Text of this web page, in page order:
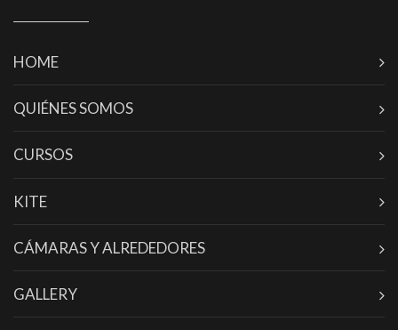
HOME
QUIÉNES SOMOS
CURSOS
KITE
CÁMARAS Y ALREDEDORES
GALLERY